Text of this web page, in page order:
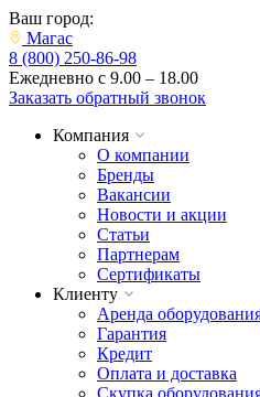
Ваш город:
Магас
8 (800) 250-86-98
Ежедневно с 9.00 – 18.00
Заказать обратный звонок
Компания
О компании
Бренды
Вакансии
Новости и акции
Статьи
Партнерам
Сертификаты
Клиенту
Аренда
Гарантия
Кредит
Оплата и доставка
Скупка